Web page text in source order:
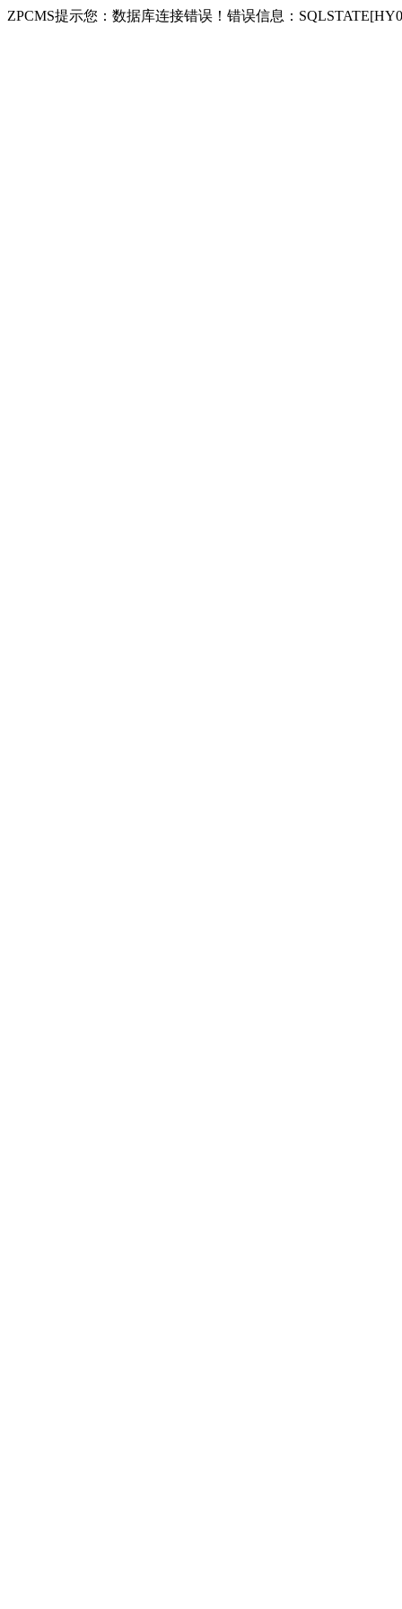
ZPCMS提示您：数据库连接错误！错误信息：